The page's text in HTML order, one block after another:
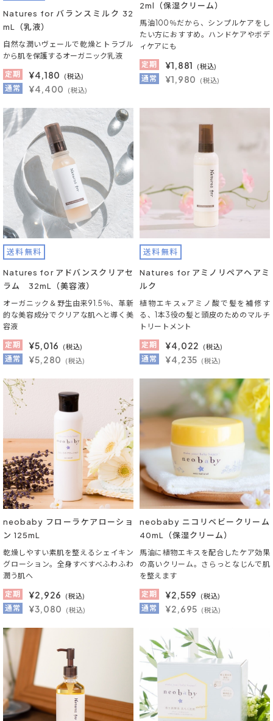
Natures for バランスミルク 32
mL（乳液）
自然な潤いヴェールで乾燥とトラブル
から肌を保護するオーガニック乳液
定期
¥4,180 (税込)
通常 ¥4,400 (税込)
2ml（保湿クリーム）
馬油100％だから、シンプルケアをし
たい方におすすめ。ハンドケアやボデ
ィケアにも
定期
¥1,881 (税込)
通常 ¥1,980 (税込)
送料無料
Natures for アドバンスクリアセ
ラム 32mL（美容液）
オーガニック＆野生由来91.5％、革新
的な美容成分でクリアな肌へと導く美
容液
定期
¥5,016 (税込)
通常 ¥5,280 (税込)
送料無料
Natures for アミノリペアヘアミ
ルク
植物エキス×アミノ酸で髪を補修す
る、1本3役の髪と頭皮のためのマルチ
トリートメント
定期
¥4,022 (税込)
通常 ¥4,235 (税込)
neobaby フローラケアローショ
ン 125mL
乾燥しやすい素肌を整えるシェイキン
グローション。全身すべすべふわふわ
潤う肌へ
定期
¥2,926 (税込)
通常 ¥3,080 (税込)
neobaby ニコリベビークリーム
40mL（保湿クリーム）
馬油に植物エキスを配合したケア効果
の高いクリーム。さらっとなじんで肌
を整えます
定期
¥2,559 (税込)
通常 ¥2,695 (税込)